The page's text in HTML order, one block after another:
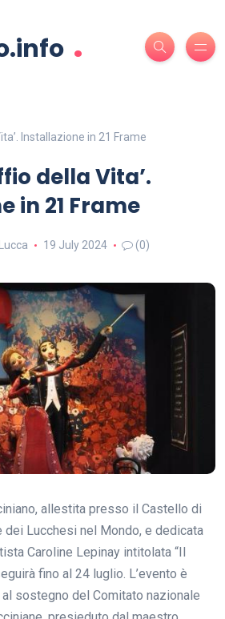
.
Installazione in 21 Frame
della Vita’.
in 21 Frame
Lucca 19 July 2024 (0)
allestita presso il Castello di
dei Lucchesi nel Mondo, e dedicata
Caroline Lepinay intitolata “Il
fino al 24 luglio. L’evento è
sostegno del Comitato nazionale